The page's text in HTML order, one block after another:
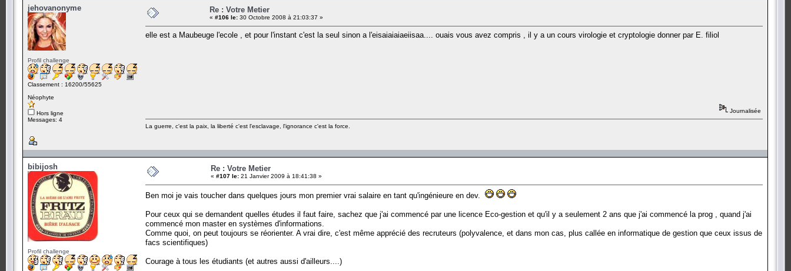
jehovanonyme
Profil challenge
Classement : 16200/55625
Néophyte
Hors ligne
Messages: 4
Re : Votre Metier
« #106 le: 30 Octobre 2008 à 21:03:37 »
elle est a Maubeuge l'ecole , et pour l'instant c'est la seul sinon a l'eisaiaiaiaeiisaa.... ouais vous avez compris , il y a un cours virologie et cryptologie donner par E. filiol
Journalisée
La guerre, c'est la paix, la liberté c'est l'esclavage, l'ignorance c'est la force.
bibijosh
Profil challenge
Re : Votre Metier
« #107 le: 21 Janvier 2009 à 18:41:38 »
Ben moi je vais toucher dans quelques jours mon premier vrai salaire en tant qu'ingénieure en dev.
Pour ceux qui se demandent quelles études il faut faire, sachez que j'ai commencé par une licence Eco-gestion et qu'il y a seulement 2 ans que j'ai commencé la prog , quand j'ai
commencé mon master en systèmes d'informations.
Comme quoi, on peut toujours se réorienter. A vrai dire, c'est même apprécié des recruteurs (polyvalence, et dans mon cas, plus callée en informatique de gestion que ceux issus de
facs scientifiques)
Courage à tous les étudiants (et autres aussi d'ailleurs....)